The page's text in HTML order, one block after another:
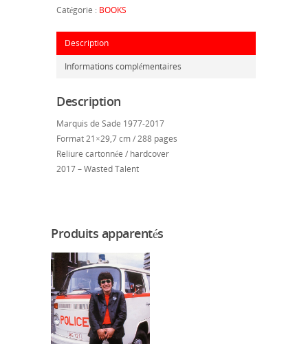
Catégorie : BOOKS
Description
Informations complémentaires
Description
Marquis de Sade 1977-2017
Format 21×29,7 cm / 288 pages
Reliure cartonnée / hardcover
2017 – Wasted Talent
Produits apparentés